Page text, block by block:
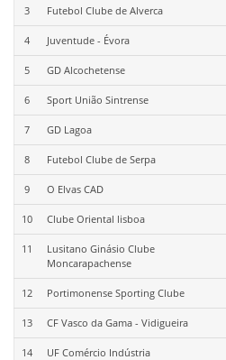
3 Futebol Clube de Alverca
4 Juventude - Évora
5 GD Alcochetense
6 Sport União Sintrense
7 GD Lagoa
8 Futebol Clube de Serpa
9 O Elvas CAD
10 Clube Oriental lisboa
11
Lusitano Ginásio Clube
Moncarapachense
12 Portimonense Sporting Clube
13 CF Vasco da Gama - Vidigueira
14 UF Comércio Indústria